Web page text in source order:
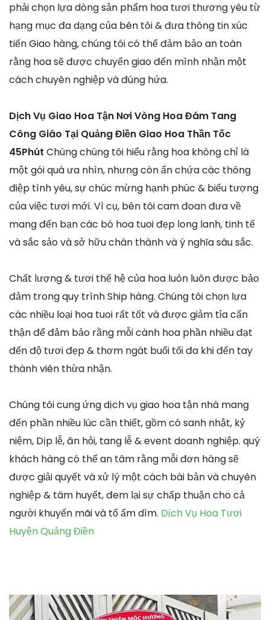
phải chọn lựa dòng sản phẩm hoa tươi thương yêu từ
hạng mục đa dạng của bên tôi & đưa thông tin xúc
tiến Giao hàng, chúng tôi có thể đảm bảo an toàn
rằng hoa sẽ được chuyển giao đến mình nhận một
cách chuyên nghiệp và đúng hứa.
Dịch Vụ Giao Hoa Tận Nơi Vòng Hoa Đám Tang
Công Giáo Tại Quảng Điền Giao Hoa Thần Tốc
45Phút Chúng chúng tôi hiểu rằng hoa không chỉ là
một gói quà ưa nhìn, nhưng còn ẩn chứa các thông
điệp tình yêu, sự chúc mừng hạnh phúc & biểu tượng
của việc tươi mới. Vì cụ, bên tôi cam đoan đưa về
mang đến bạn các bó hoa tuoi đẹp long lanh, tinh tế
và sắc sảo và sở hữu chân thành và ý nghĩa sâu sắc.
Chất lượng & tươi thế hệ của hoa luôn luôn được bảo
đảm trong quy trình Ship hàng. Chúng tôi chọn lựa
các nhiều loại hoa tuoi rất tốt và được giảm tỉa cẩn
thận để đảm bảo rằng mỗi cành hoa phần nhiều đạt
đến độ tươi đẹp & thơm ngát buổi tối đa khi đến tay
thành viên thừa nhận.
Chúng tôi cung ứng dịch vụ giao hoa tận nhà mang
đến phần nhiều lúc cần thiết, gồm có sanh nhật, kỷ
niệm, Dịp lễ, ăn hỏi, tang lễ & event doanh nghiệp. quý
khách hàng có thể an tâm rằng mỗi đơn hàng sẽ
được giải quyết và xử lý một cách bài bản và chuyên
nghiệp & tâm huyết, đem lại sự chấp thuận cho cả
người khuyến mãi và tổ ấm dìm. Dịch Vụ Hoa Tươi
Huyện Quảng Điền